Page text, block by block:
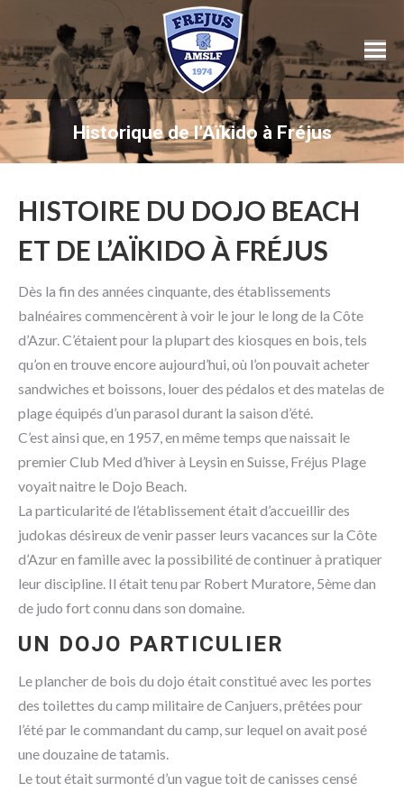
Historique de l’Aïkido à Fréjus
HISTOIRE DU DOJO BEACH
ET DE L’AÏKIDO À FRÉJUS
Dès la fin des années cinquante, des établissements
balnéaires commencèrent à voir le jour le long de la Côte
d’Azur. C’étaient pour la plupart des kiosques en bois, tels
qu’on en trouve encore aujourd’hui, où l’on pouvait acheter
sandwiches et boissons, louer des pédalos et des matelas de
plage équipés d’un parasol durant la saison d’été.
C’est ainsi que, en 1957, en même temps que naissait le
premier Club Med d’hiver à Leysin en Suisse, Fréjus Plage
voyait naitre le Dojo Beach.
La particularité de l’établissement était d’accueillir des
judokas désireux de venir passer leurs vacances sur la Côte
d’Azur en famille avec la possibilité de continuer à pratiquer
leur discipline. Il était tenu par Robert Muratore, 5ème dan
de judo fort connu dans son domaine.
UN DOJO PARTICULIER
Le plancher de bois du dojo était constitué avec les portes
des toilettes du camp militaire de Canjuers, prêtées pour
l’été par le commandant du camp, sur lequel on avait posé
une douzaine de tatamis.
Le tout était surmonté d’un vague toit de canisses censé